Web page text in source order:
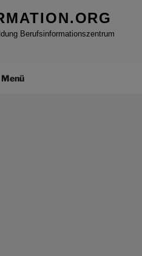
Berufsinformationszentrum
Menü